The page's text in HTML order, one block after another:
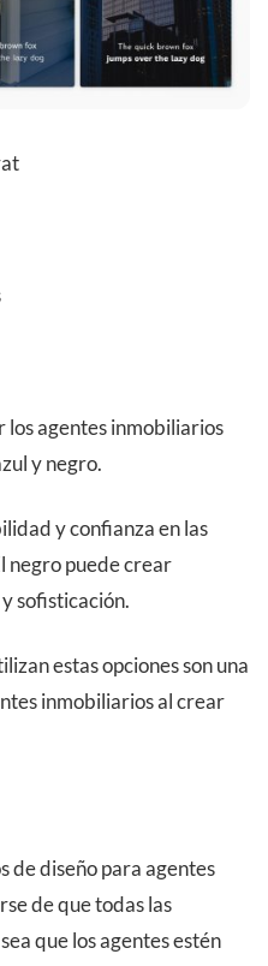
los agentes inmobiliarios
y negro.
y confianza en las
negro puede crear
sofisticación.
estas opciones son una
inmobiliarios al crear
de diseño para agentes
de que todas las
que los agentes estén